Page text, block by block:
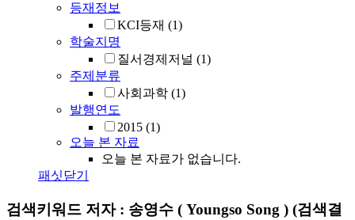
등재정보
KCI등재 (1)
학술지명
질서경제저널 (1)
주제분류
사회과학 (1)
발행연도
2015 (1)
오늘 본 자료
오늘 본 자료가 없습니다.
패싯닫기
검색키워드 저자 : 송영수 ( Youngso Song ) (검색결